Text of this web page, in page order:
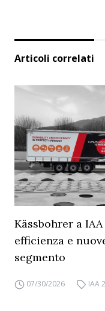
Articoli correlati
Kässbohrer a
efficienza e
segmento
07/30/2026 IAA